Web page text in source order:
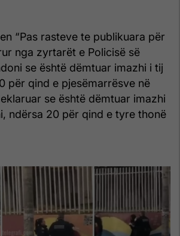
“Pas rasteve te publikuara për
nga zyrtarët e Policisë së
se është dëmtuar imazhi i tij
për qind e pjesëmarrësve në
se është dëmtuar imazhi
ndërsa 20 për qind e tyre thonë